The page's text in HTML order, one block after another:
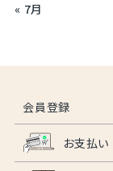
« 7月
会員登録
お支払い